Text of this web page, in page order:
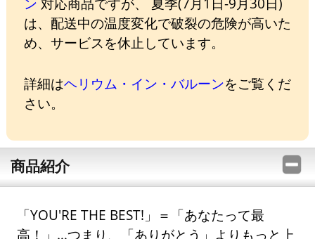
は、配送中の温度変化で破裂の危険が高いた
め、サービスを休止しています。
詳細はヘリウム・イン・バルーンをご覧くだ
さい。
商品紹介
「YOU'RE THE BEST!」＝「あなたって最
高！」…つまり、「ありがとう」よりもっと上